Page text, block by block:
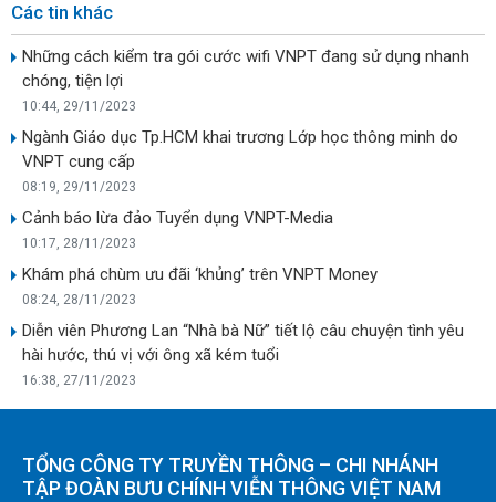
Các tin khác
Những cách kiểm tra gói cước wifi VNPT đang sử dụng nhanh
chóng, tiện lợi
10:44, 29/11/2023
Ngành Giáo dục Tp.HCM khai trương Lớp học thông minh do
VNPT cung cấp
08:19, 29/11/2023
Cảnh báo lừa đảo Tuyển dụng VNPT-Media
10:17, 28/11/2023
Khám phá chùm ưu đãi ‘khủng’ trên VNPT Money
08:24, 28/11/2023
Diễn viên Phương Lan “Nhà bà Nữ” tiết lộ câu chuyện tình yêu
hài hước, thú vị với ông xã kém tuổi
16:38, 27/11/2023
TỔNG CÔNG TY TRUYỀN THÔNG – CHI NHÁNH
TẬP ĐOÀN BƯU CHÍNH VIỄN THÔNG VIỆT NAM